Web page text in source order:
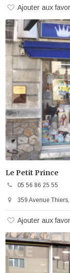
Ajouter aux
Le Petit Prince
05 56 86 25 55
359 Avenue
Ajouter aux